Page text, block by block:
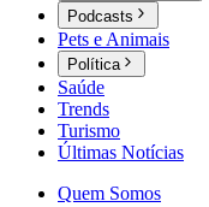
Podcasts
Pets e Animais
Política
Saúde
Trends
Turismo
Últimas Notícias
Quem Somos